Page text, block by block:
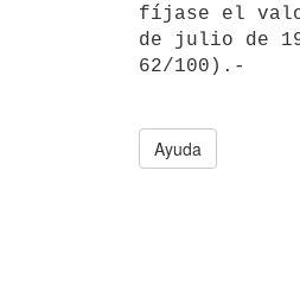
fíjase el
de julio de
Ayuda